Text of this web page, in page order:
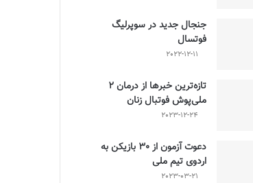
جنجال جدید در سوپرلیگ
فوتسال
2022-12-11
تازه‌ترین خبرها از درمان ۲
ملی‌پوش فوتبال زنان
2023-12-24
دعوت آزمون از 30 بازیکن به
اردوی تیم ملی
2023-03-21